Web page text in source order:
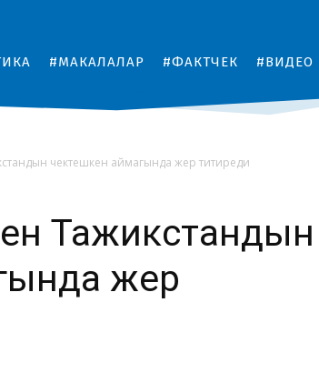
#МАКАЛАЛАР #ФАКТЧЕК #ВИДЕО
чектешкен аймагында жер титиреди
Тажикстандын
жер